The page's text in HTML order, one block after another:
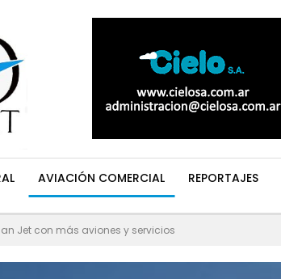
AVIACIÓN COMERCIAL REPORTAJES
Jet con más aviones y servicios